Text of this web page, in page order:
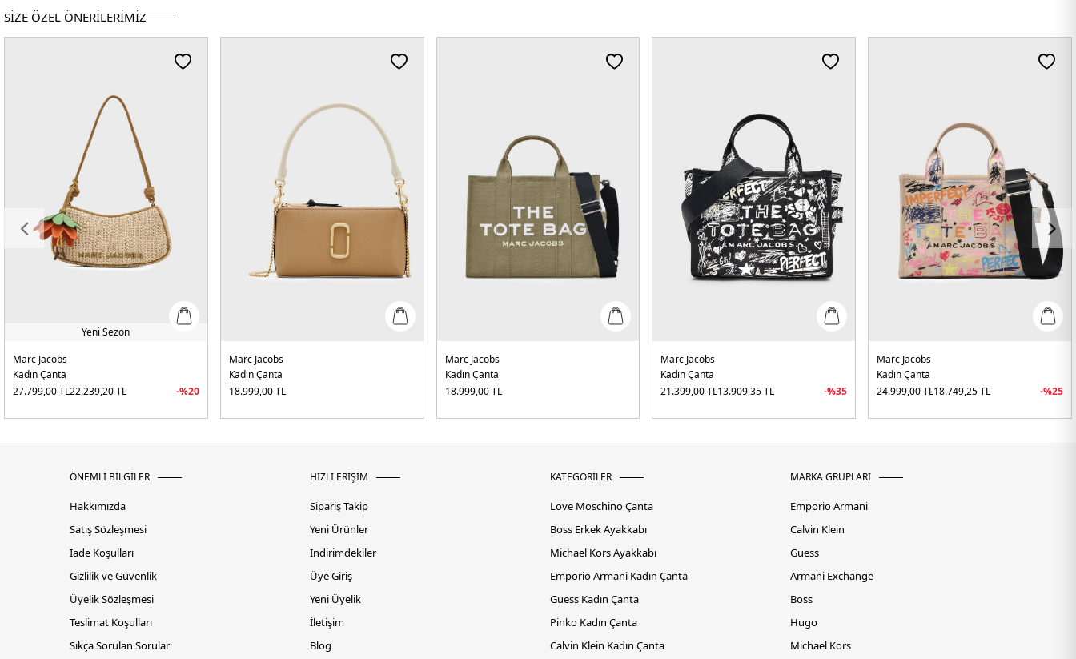
SİZE ÖZEL ÖNERİLERİMİZ
Yeni Sezon
Marc Jacobs
Kadın Çanta
27.799,00TL22.239,20TL -%20
Marc Jacobs
Kadın Çanta
18.999,00TL
Marc Jacobs
Kadın Çanta
18.999,00TL
Marc Jacobs
Kadın Çanta
21.399,00TL13.909,35TL -%35
Marc Jacobs
Kadın Çanta
24.999,00TL18.749,25TL -%25
ÖNEMLİ BİLGİLER
Hakkımızda
Satış Sözleşmesi
İade Koşulları
Gizlilik ve Güvenlik
Üyelik Sözleşmesi
Teslimat Koşulları
Sıkça Sorulan Sorular
HIZLI ERİŞİM
Sipariş Takip
Yeni Ürünler
İndirimdekiler
Üye Giriş
Yeni Üyelik
İletişim
Blog
KATEGORİLER
Love Moschino Çanta
Boss Erkek Ayakkabı
Michael Kors Ayakkabı
Emporio Armani Kadın Çanta
Guess Kadın Çanta
Pinko Kadın Çanta
Calvin Klein Kadın Çanta
MARKA GRUPLARI
Emporio Armani
Calvin Klein
Guess
Armani Exchange
Boss
Hugo
Michael Kors